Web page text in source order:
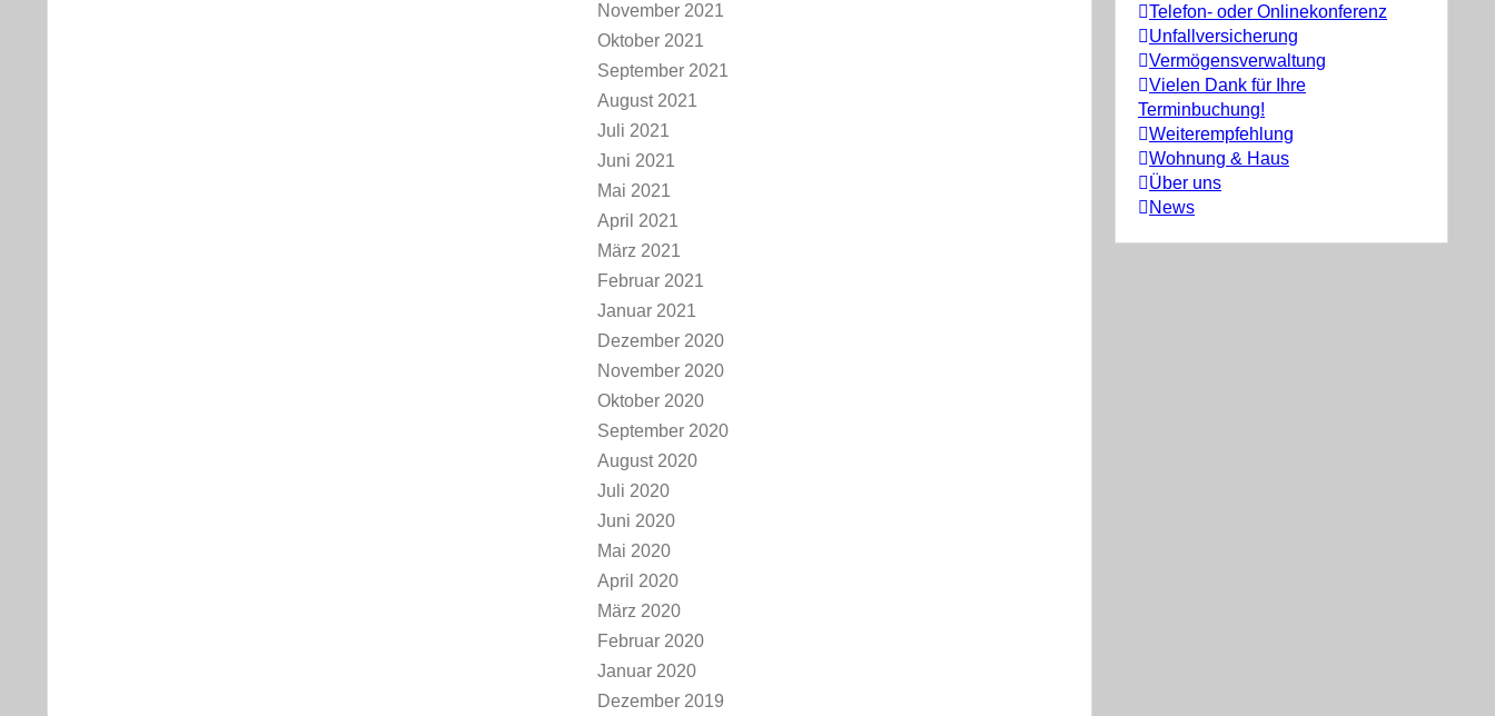
Telefon- oder Onlinekonferenz
Unfallversicherung
Vermögensverwaltung
Vielen Dank für Ihre
Terminbuchung!
Weiterempfehlung
Wohnung & Haus
Über uns
News
November 2021
Oktober 2021
September 2021
August 2021
Juli 2021
Juni 2021
Mai 2021
April 2021
März 2021
Februar 2021
Januar 2021
Dezember 2020
November 2020
Oktober 2020
September 2020
August 2020
Juli 2020
Juni 2020
Mai 2020
April 2020
März 2020
Februar 2020
Januar 2020
Dezember 2019